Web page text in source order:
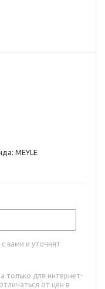
MEYLE
вами и уточнят
только для интернет-
от цен в